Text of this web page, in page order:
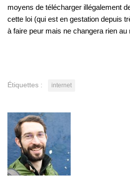
moyens de télécharger illégalement
cette loi (qui est en gestation depuis
à faire peur mais ne changera rien
Étiquettes : internet